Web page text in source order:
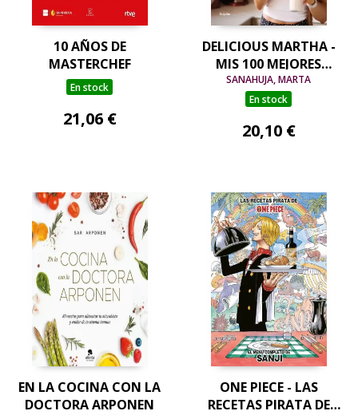
10 AÑOS DE
MASTERCHEF
En stock
21,06 €
DELICIOUS MARTHA -
MIS 100 MEJORES
RECETAS DULCES Y
SALADAS
SANAHUJA, MARTA
En stock
20,10 €
EN LA COCINA CON LA
DOCTORA ARPONEN
ONE PIECE - LAS
RECETAS PIRATA DE